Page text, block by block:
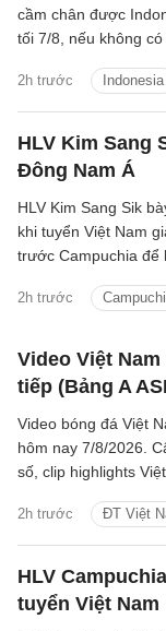
2h trước Indonesia
cầm chân được
tối 7/8, nếu không có
HLV Kim Sang
Đông Nam Á
2h trước
HLV Kim Sang Sik
khi tuyển Việt Nam
trước Campuchia để
đồng thời dành nhiều
Video Việt
tiếp (Bảng A
2h trước ĐT Việt
Video bóng đá Việt
hôm nay 7/8/2026.
số, clip highlights
huống trên sân.
HLV
tuyển Việt Nam